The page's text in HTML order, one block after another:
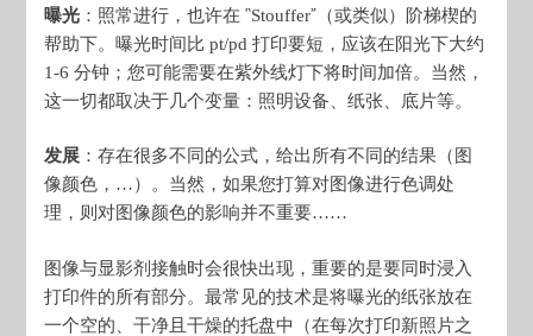
曝光 ：照常进行，也许在 ῝Stouffer῎（或类似）阶梯楔的
帮助下。曝光时间比 pt/pd 打印要短，应该在阳光下大约
1-6 分钟；您可能需要在紫外线灯下将时间加倍。当然，
这一切都取决于几个变量：照明设备、纸张、底片等。
发展 ：存在很多不同的公式，给出所有不同的结果（图
像颜色，…）。当然，如果您打算对图像进行色调处
理，则对图像颜色的影响并不重要……
图像与显影剂接触时会很快出现，重要的是要同时浸入
打印件的所有部分。最常见的技术是将曝光的纸张放在
一个空的、干净且干燥的托盘中（在每次打印新照片之